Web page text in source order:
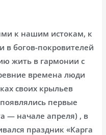
к нашим истокам, к
в богов-покровителей
жить в гармонии с
времена люди
своих крыльев
первые
— начале апреля) , в
праздник «Карга